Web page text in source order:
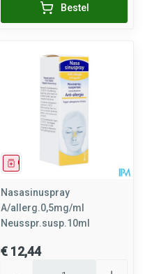
Bestel
Geneesmiddel
Nasasinuspray
A/allerg.0,5mg/ml
Neusspr.susp.10ml
€ 12,44